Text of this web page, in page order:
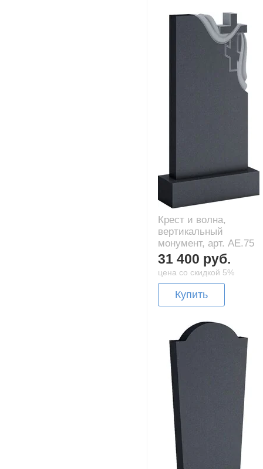
Крест и волна,
вертикальный
монумент, арт. AE.75
31 400 руб.
цена со скидкой 5%
Купить